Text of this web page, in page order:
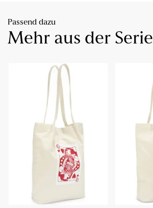
Passend dazu
Mehr aus der Serie